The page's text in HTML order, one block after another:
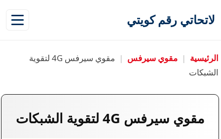
لاتحاتي رقم كويتي
الرئيسية | مقوي سيرفس |
مقوي سيرفس 4G لتقوية
الشبكات
مقوي سيرفس 4G لتقوية الشبكات